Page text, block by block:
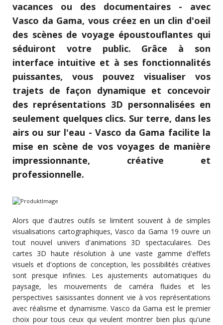
vacances ou des documentaires - avec
Vasco da Gama, vous créez en un clin d'oeil
des scènes de voyage époustouflantes qui
séduiront votre public. Grâce à son
interface intuitive et à ses fonctionnalités
puissantes, vous pouvez visualiser vos
trajets de façon dynamique et concevoir
des représentations 3D personnalisées en
seulement quelques clics. Sur terre, dans les
airs ou sur l'eau - Vasco da Gama facilite la
mise en scène de vos voyages de manière
impressionnante, créative et
professionnelle.
Alors que d'autres outils se limitent souvent à de simples
visualisations cartographiques, Vasco da Gama 19 ouvre un
tout nouvel univers d'animations 3D spectaculaires. Des
cartes 3D haute résolution à une vaste gamme d'effets
visuels et d'options de conception, les possibilités créatives
sont presque infinies. Les ajustements automatiques du
paysage, les mouvements de caméra fluides et les
perspectives saisissantes donnent vie à vos représentations
avec réalisme et dynamisme. Vasco da Gama est le premier
choix pour tous ceux qui veulent montrer bien plus qu'une